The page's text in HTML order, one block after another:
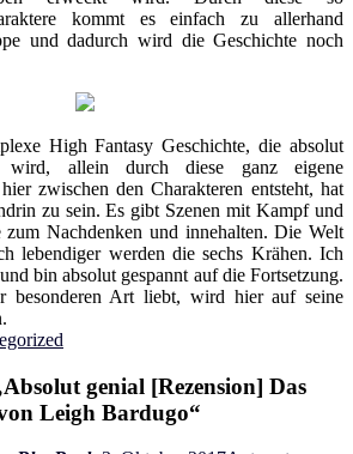
kommt es einfach zu allerhand
und dadurch wird die Geschichte noch
High Fantasy Geschichte, die absolut
allein durch diese ganz eigene
zwischen den Charakteren entsteht, hat
zu sein. Es gibt Szenen mit Kampf und
Nachdenken und innehalten. Die Welt
lebendiger werden die sechs Krähen. Ich
bin absolut gespannt auf die Fortsetzung.
besonderen Art liebt, wird hier auf seine
Absolut genial [Rezension] Das
Leigh Bardugo“